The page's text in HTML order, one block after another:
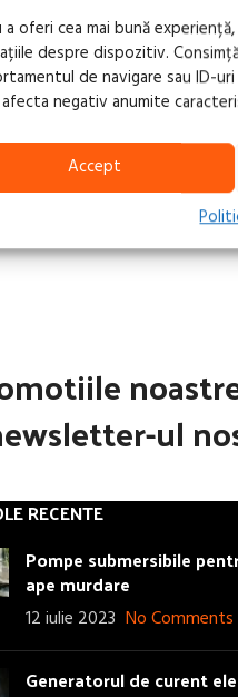
a oferi cea mai bună
despre dispozitiv.
de navigare sau ID-
negativ anumite
Accept
ul
RECENTE
Pompe submersibile
ape murdare
12 iulie 2023 No Comments
Generatorul de curent